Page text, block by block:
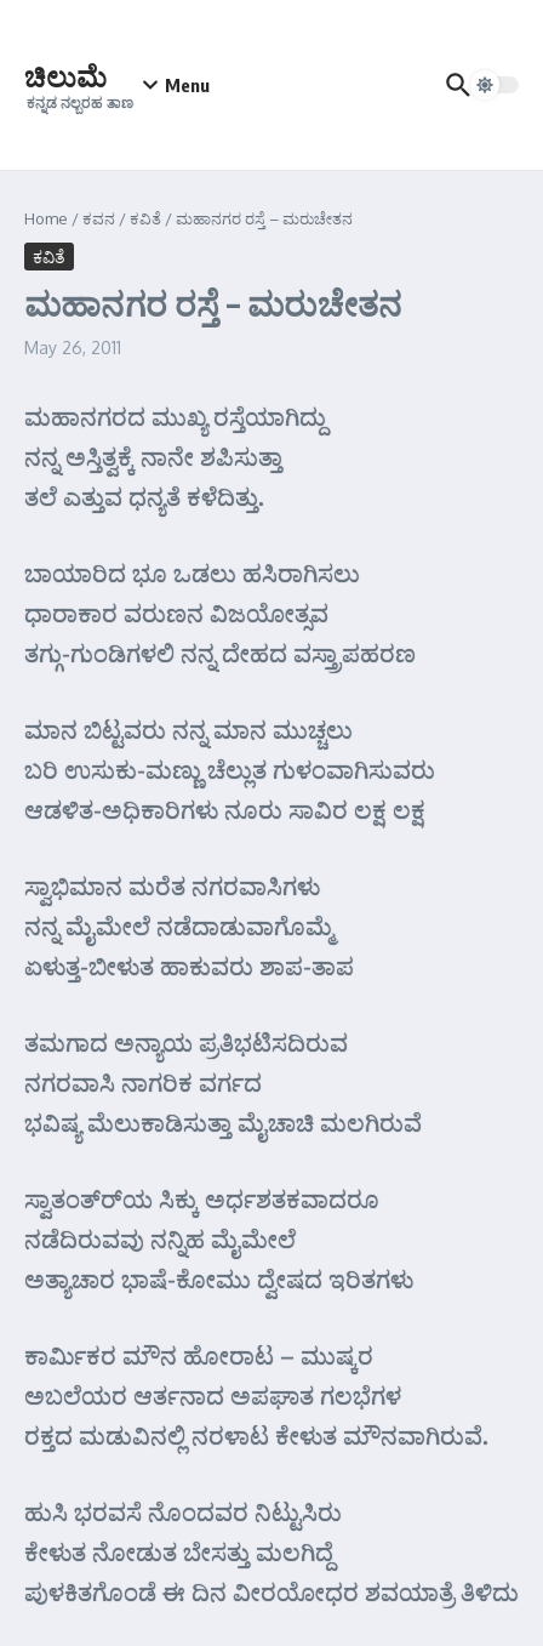
ಚಿಲುಮೆ
ಕನ್ನಡ ನಲ್ಬರಹ ತಾಣ
Menu
Home /ಕವನ /ಕವಿತೆ /ಮಹಾನಗರ ರಸ್ತೆ – ಮರುಚೇತನ
ಕವಿತೆ
ಮಹಾನಗರ ರಸ್ತೆ – ಮರುಚೇತನ
May 26, 2011
ಮಹಾನಗರದ ಮುಖ್ಯ ರಸ್ತೆಯಾಗಿದ್ದು
ನನ್ನ ಅಸ್ತಿತ್ವಕ್ಕೆ ನಾನೇ ಶಪಿಸುತ್ತಾ
ತಲೆ ಎತ್ತುವ ಧನ್ಯತೆ ಕಳೆದಿತ್ತು.
ಬಾಯಾರಿದ ಭೂ ಒಡಲು ಹಸಿರಾಗಿಸಲು
ಧಾರಾಕಾರ ವರುಣನ ವಿಜಯೋತ್ಸವ
ತಗ್ಗು-ಗುಂಡಿಗಳಲಿ ನನ್ನ ದೇಹದ ವಸ್ತ್ರಾಪಹರಣ
ಮಾನ ಬಿಟ್ಟವರು ನನ್ನ ಮಾನ ಮುಚ್ಚಲು
ಬರಿ ಉಸುಕು-ಮಣ್ಣು ಚೆಲ್ಲುತ ಗುಳಂವಾಗಿಸುವರು
ಆಡಳಿತ-ಅಧಿಕಾರಿಗಳು ನೂರು ಸಾವಿರ ಲಕ್ಷ ಲಕ್ಷ
ಸ್ವಾಭಿಮಾನ ಮರೆತ ನಗರವಾಸಿಗಳು
ನನ್ನ ಮೈಮೇಲೆ ನಡೆದಾಡುವಾಗೊಮ್ಮೆ
ಏಳುತ್ತ-ಬೀಳುತ ಹಾಕುವರು ಶಾಪ-ತಾಪ
ತಮಗಾದ ಅನ್ಯಾಯ ಪ್ರತಿಭಟಿಸದಿರುವ
ನಗರವಾಸಿ ನಾಗರಿಕ ವರ್ಗದ
ಭವಿಷ್ಯ ಮೆಲುಕಾಡಿಸುತ್ತಾ ಮೈಚಾಚಿ ಮಲಗಿರುವೆ
ಸ್ವಾತಂತ್ರ್‍ಯ ಸಿಕ್ಕು ಅರ್ಧಶತಕವಾದರೂ
ನಡೆದಿರುವವು ನನ್ನಿಹ ಮೈಮೇಲೆ
ಅತ್ಯಾಚಾರ ಭಾಷೆ-ಕೋಮು ದ್ವೇಷದ ಇರಿತಗಳು
ಕಾರ್ಮಿಕರ ಮೌನ ಹೋರಾಟ – ಮುಷ್ಕರ
ಅಬಲೆಯರ ಆರ್ತನಾದ ಅಪಘಾತ ಗಲಭೆಗಳ
ರಕ್ತದ ಮಡುವಿನಲ್ಲಿ ನರಳಾಟ ಕೇಳುತ ಮೌನವಾಗಿರುವೆ.
ಹುಸಿ ಭರವಸೆ ನೊಂದವರ ನಿಟ್ಟುಸಿರು
ಕೇಳುತ ನೋಡುತ ಬೇಸತ್ತು ಮಲಗಿದ್ದೆ
ಪುಳಕಿತಗೊಂಡೆ ಈ ದಿನ ವೀರಯೋಧರ ಶವಯಾತ್ರೆ ತಿಳಿದು